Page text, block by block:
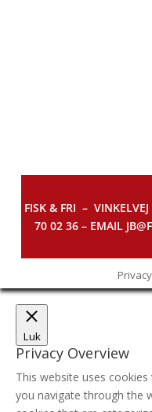
FISK & FRI –
70 02 36 – EMAIL
Luk
Privacy Overview
This website uses
you navigate through the